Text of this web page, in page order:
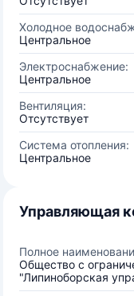
Холодное
Центральное
Электроснабжение:
Центральное
Вентиляция:
Отсутствует
Система отопления:
Центральное
Управляющая
Полное
Общество с
"Липиноборская